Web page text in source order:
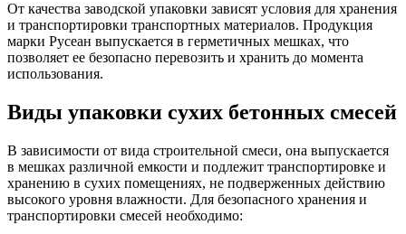
От качества заводской упаковки зависят условия для хранения
и транспортировки транспортных материалов. Продукция
марки Русеан выпускается в герметичных мешках, что
позволяет ее безопасно перевозить и хранить до момента
использования.
Виды упаковки сухих бетонных смесей
В зависимости от вида строительной смеси, она выпускается
в мешках различной емкости и подлежит транспортировке и
хранению в сухих помещениях, не подверженных действию
высокого уровня влажности. Для безопасного хранения и
транспортировки смесей необходимо: